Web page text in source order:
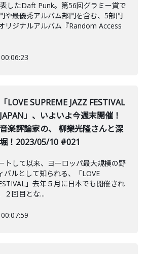
したDaft Punk。第56回グラミー賞で
や最優秀アルバム部門を含む、5部門
リジナルアルバム『Random Access
00:06:23
「LOVE SUPREME JAZZ FESTIVAL
JAPAN」、いよいよ今週末開催！
音楽評論家の、 柳樂光隆さんと深
堀！2023/05/10 #021
トして以来、ヨーロッパ最大規模の野
バルとして知られる、「LOVE
」去年５月に日本でも開催され
２回目とな...
00:07:59